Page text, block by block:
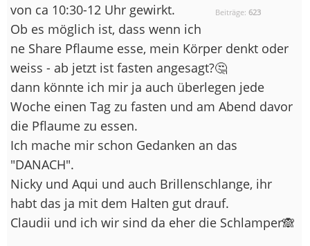
Beiträge:623
von ca 10:30-12 Uhr gewirkt.
Ob es möglich ist, dass wenn ich
ne Share Pflaume esse, mein Körper denkt oder
weiss - ab jetzt ist fasten angesagt?🤔
dann könnte ich mir ja auch überlegen jede
Woche einen Tag zu fasten und am Abend davor
die Pflaume zu essen.
Ich mache mir schon Gedanken an das
"DANACH".
Nicky und Aqui und auch Brillenschlange, ihr
habt das ja mit dem Halten gut drauf.
Claudii und ich wir sind da eher die Schlamper🙈